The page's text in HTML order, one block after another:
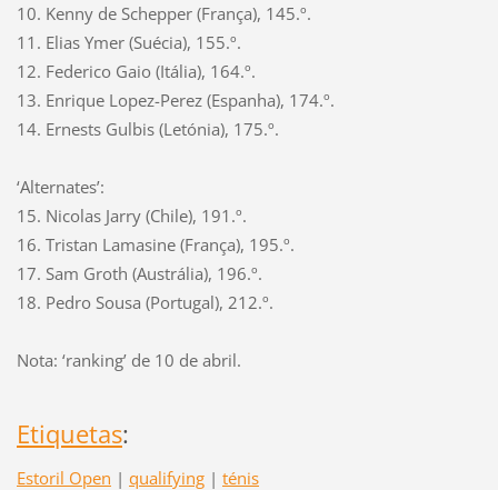
10. Kenny de Schepper (França), 145.º.
11. Elias Ymer (Suécia), 155.º.
12. Federico Gaio (Itália), 164.º.
13. Enrique Lopez-Perez (Espanha), 174.º.
14. Ernests Gulbis (Letónia), 175.º.
‘Alternates’:
15. Nicolas Jarry (Chile), 191.º.
16. Tristan Lamasine (França), 195.º.
17. Sam Groth (Austrália), 196.º.
18. Pedro Sousa (Portugal), 212.º.
Nota: ‘ranking’ de 10 de abril.
Etiquetas:
Estoril Open | qualifying | ténis